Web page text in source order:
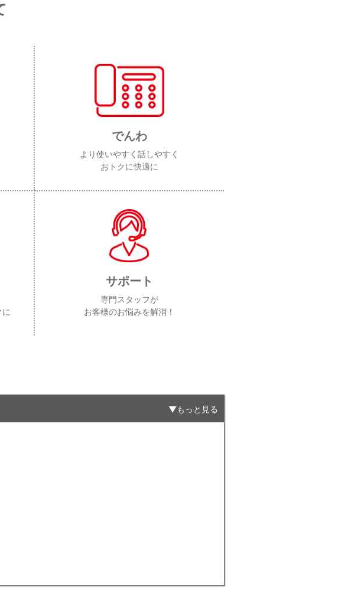
でんわ
より使いやすく話しやすく
おトクに快適に
サポート
専門スタッフが
お客様のお悩みを解消！
もっと見る